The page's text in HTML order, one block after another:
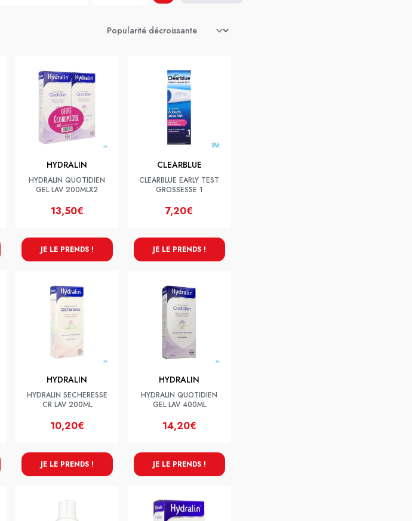
HYDRALIN
HYDRALIN QUOTIDIEN
GEL LAV 200MLX2
13,50€
JE LE PRENDS !
CLEARBLUE
CLEARBLUE EARLY TEST
GROSSESSE 1
7,20€
JE LE PRENDS !
HYDRALIN
HYDRALIN SECHERESSE
CR LAV 200ML
10,20€
JE LE PRENDS !
HYDRALIN
HYDRALIN QUOTIDIEN
GEL LAV 400ML
14,20€
JE LE PRENDS !